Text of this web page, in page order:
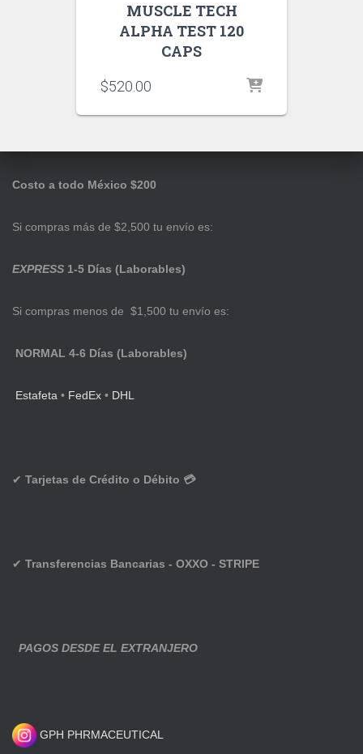
MUSCLE TECH
ALPHA TEST 120
CAPS
$520.00
Costo a todo México $200
Si compras más de $2,500 tu envío es:
EXPRESS 1-5 Días (Laborables)
Si compras menos de $1,500 tu envío es:
NORMAL 4-6 Días (Laborables)
Estafeta • FedEx • DHL
✔ Tarjetas de Crédito o Débito 💳
✔ Transferencias Bancarias - OXXO - STRIPE
PAGOS DESDE EL EXTRANJERO
GPH PHRMACEUTICAL